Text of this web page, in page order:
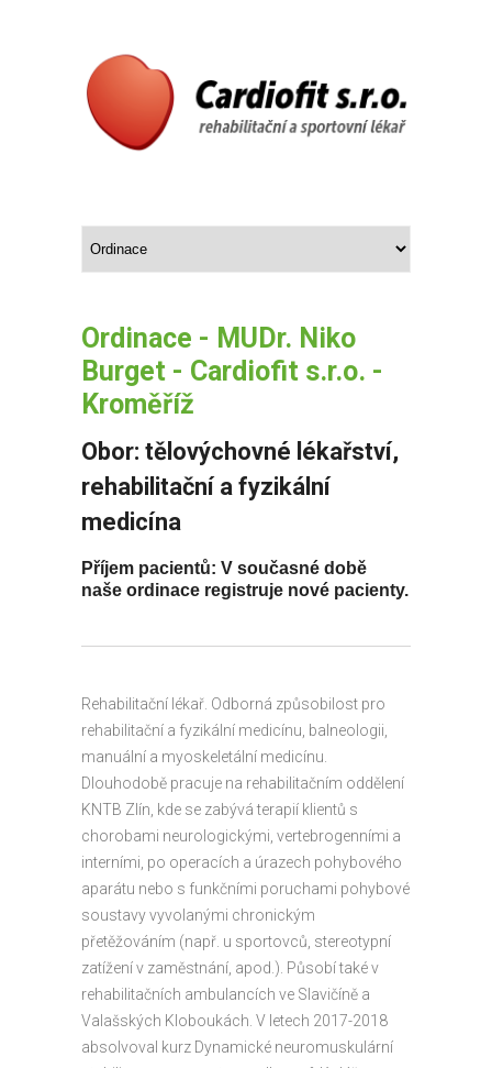
Ordinace - MUDr. Niko
Burget - Cardiofit s.r.o. -
Kroměříž
Obor: tělovýchovné lékařství,
rehabilitační a fyzikální
medicína
Příjem pacientů: V současné době
naše ordinace registruje nové pacienty.
Rehabilitační lékař. Odborná způsobilost pro
rehabilitační a fyzikální medicínu, balneologii,
manuální a myoskeletální medicínu.
Dlouhodobě pracuje na rehabilitačním oddělení
KNTB Zlín, kde se zabývá terapií klientů s
chorobami neurologickými, vertebrogenními a
interními, po operacích a úrazech pohybového
aparátu nebo s funkčními poruchami pohybové
soustavy vyvolanými chronickým
přetěžováním (např. u sportovců, stereotypní
zatížení v zaměstnání, apod.). Působí také v
rehabilitačních ambulancích ve Slavičíně a
Valašských Kloboukách. V letech 2017-2018
absolvoval kurz Dynamické neuromuskulární